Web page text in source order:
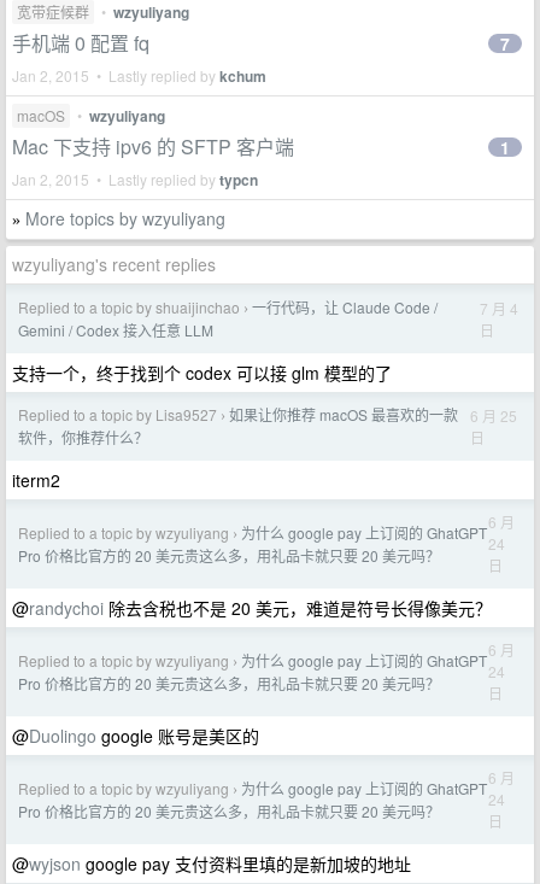
宽带症候群 • wzyuliyang
手机端 0 配置 fq
Jan 2, 2015 • Lastly replied bykchum
7
macOS • wzyuliyang
Mac 下支持 ipv6 的 SFTP 客户端
Jan 2, 2015 • Lastly replied bytypcn
1
» More topics by wzyuliyang
wzyuliyang's recent replies
Replied to a topic by shuaijinchao › 一行代码，让 Claude Code /
Gemini / Codex 接入任意 LLM
7 月 4
日
支持一个，终于找到个 codex 可以接 glm 模型的了
Replied to a topic by Lisa9527 › 如果让你推荐 macOS 最喜欢的一款
软件，你推荐什么？
6 月 25
日
iterm2
Replied to a topic by wzyuliyang › 为什么 google pay 上订阅的 GhatGPT
Pro 价格比官方的 20 美元贵这么多，用礼品卡就只要 20 美元吗？
6 月
24
日
@randychoi 除去含税也不是 20 美元，难道是符号长得像美元？
Replied to a topic by wzyuliyang › 为什么 google pay 上订阅的 GhatGPT
Pro 价格比官方的 20 美元贵这么多，用礼品卡就只要 20 美元吗？
6 月
24
日
@Duolingo google 账号是美区的
Replied to a topic by wzyuliyang › 为什么 google pay 上订阅的 GhatGPT
Pro 价格比官方的 20 美元贵这么多，用礼品卡就只要 20 美元吗？
6 月
24
日
@wyjson google pay 支付资料里填的是新加坡的地址